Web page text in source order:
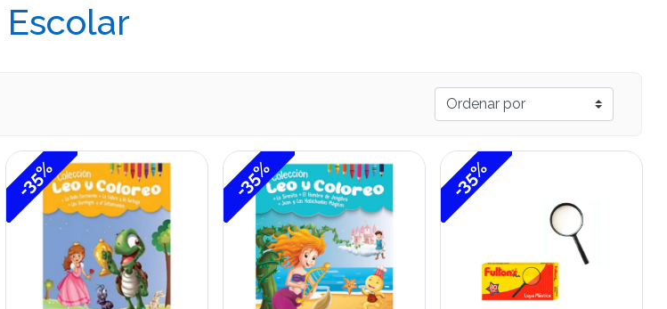
Escolar
-35% -35% -35%